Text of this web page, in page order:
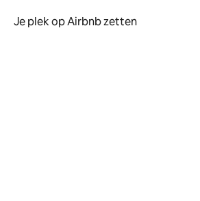
Je plek op Airbnb zetten